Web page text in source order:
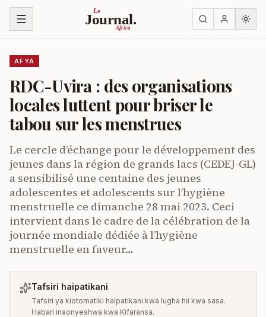
Ruka kwenye yaliyomo
Le
Journal.
Africa
AFYA
RDC-Uvira : des organisations
locales luttent pour briser le
tabou sur les menstrues
Le cercle d’échange pour le développement des
jeunes dans la région de grands lacs (CEDEJ-GL)
a sensibilisé une centaine des jeunes
adolescentes et adolescents sur l’hygiène
menstruelle ce dimanche 28 mai 2023. Ceci
intervient dans le cadre de la célébration de la
journée mondiale dédiée à l’hygiène
menstruelle en faveur…
Tafsiri haipatikani
Tafsiri ya kiotomatiki haipatikani kwa lugha hii kwa sasa.
Habari inaonyeshwa kwa Kifaransa.